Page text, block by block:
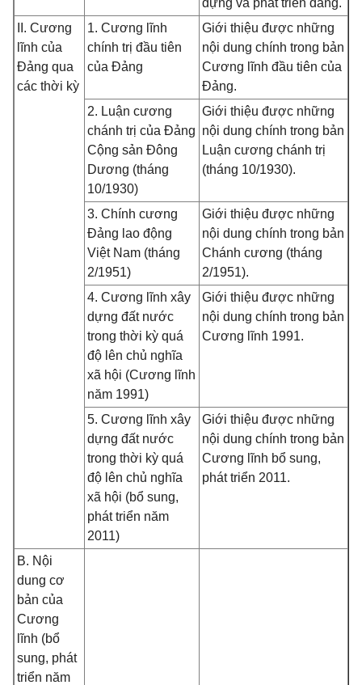
dựng và phát triển đảng.
II. Cương
lĩnh của
Đảng qua
các thời kỳ
1. Cương lĩnh
chính trị đầu tiên
của Đảng
Giới thiệu được những
nội dung chính trong bản
Cương lĩnh đầu tiên của
Đảng.
2. Luận cương
chánh trị của Đảng
Cộng sản Đông
Dương (tháng
10/1930)
Giới thiệu được những
nội dung chính trong bản
Luận cương chánh trị
(tháng 10/1930).
3. Chính cương
Đảng lao động
Việt Nam (tháng
2/1951)
Giới thiệu được những
nội dung chính trong bản
Chánh cương (tháng
2/1951).
4. Cương lĩnh xây
dựng đất nước
trong thời kỳ quá
độ lên chủ nghĩa
xã hội (Cương lĩnh
năm 1991)
Giới thiệu được những
nội dung chính trong bản
Cương lĩnh 1991.
5. Cương lĩnh xây
dựng đất nước
trong thời kỳ quá
độ lên chủ nghĩa
xã hội (bổ sung,
phát triển năm
2011)
Giới thiệu được những
nội dung chính trong bản
Cương lĩnh bổ sung,
phát triển 2011.
B. Nội
dung cơ
bản của
Cương
lĩnh (bổ
sung, phát
triển năm